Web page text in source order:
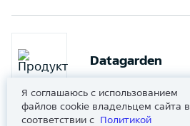
Datagarden
Оборудование
Я соглашаюсь с использованием
файлов cookie владельцем сайта в
соответствии с Политикой